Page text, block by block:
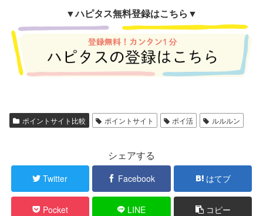
▼ハピタス無料登録はこちら▼
ポイントサイト比較 ポイントサイト ポイ活 ルルルン
シェアする
Twitter Facebook はてブ
Pocket LINE コピー